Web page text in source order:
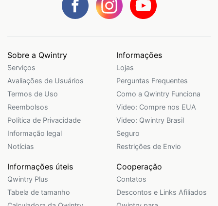
Sobre a Qwintry
Serviços
Avaliações de Usuários
Termos de Uso
Reembolsos
Política de Privacidade
Informação legal
Notícias
Informações
Lojas
Perguntas Frequentes
Como a Qwintry Funciona
Video: Compre nos EUA
Video: Qwintry Brasil
Seguro
Restrições de Envio
Informações úteis
Qwintry Plus
Tabela de tamanho
Cooperação
Contatos
Descontos e Links Afiliados